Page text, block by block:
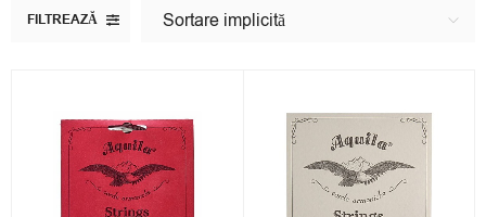
FILTREAZĂ Sortare implicită